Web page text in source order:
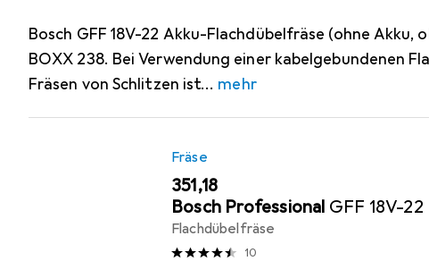
Bosch GFF 18V-22 Akku-Flachdübelfräse (ohne Akku,
BOXX 238. Bei Verwendung einer kabelgebundenen
Fräsen von Schlitzen ist
mehr
Fräse
EUR
351,18
Bosch Professional GFF 18V-22
Flachdübelfräse
10